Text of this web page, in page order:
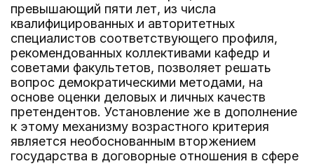
превышающий пяти лет, из числа
квалифицированных и авторитетных
специалистов соответствующего профиля,
рекомендованных коллективами кафедр и
советами факультетов, позволяет решать
вопрос демократическими методами, на
основе оценки деловых и личных качеств
претендентов. Установление же в дополнение
к этому механизму возрастного критерия
является необоснованным вторжением
государства в договорные отношения в сфере